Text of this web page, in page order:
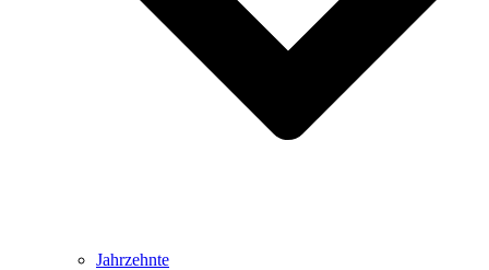
Jahrzehnte